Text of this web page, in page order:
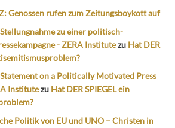
Genossen rufen zum Zeitungsboykott auf
zu einer politisch-
- ZERA Institutezu Hat DER
on a Politically Motivated Press
Institutezu Hat DER SPIEGEL ein
Politik von EU und UNO – Christen in